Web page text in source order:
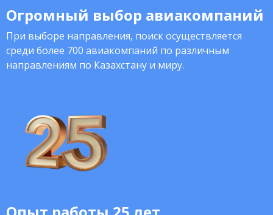
Огромный выбор авиакомпаний
При выборе направления, поиск осуществляется
среди более 700 авиакомпаний по различным
направлениям по Казахстану и миру.